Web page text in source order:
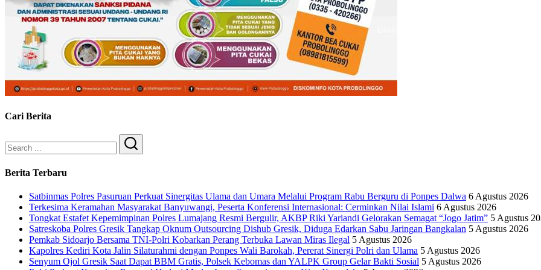
Cari Berita
Search
Berita Terbaru
Satbinmas Polres Pasuruan Perkuat Sinergitas Ulama dan Umara Melalui Program Rabu Berguru di Ponpes Dalwa 6 Agustus 2026
Terkesima Keramahan Masyarakat Banyuwangi, Peserta Konferensi Internasional: Cerminkan Nilai Islami 6 Agustus 2026
Tongkat Estafet Kepemimpinan Polres Lumajang Resmi Bergulir, AKBP Riki Yariandi Gelorakan Semagat “Jogo Jatim” 5 Agustus
Satreskoba Polres Gresik Tangkap Oknum Outsourcing Dishub Gresik, Diduga Edarkan Sabu Jaringan Bangkalan 5 Agustus 2026
Pemkab Sidoarjo Bersama TNI-Polri Kobarkan Perang Terbuka Lawan Miras Ilegal 5 Agustus 2026
Kapolres Kediri Kota Jalin Silaturahmi dengan Ponpes Wali Barokah, Pererat Sinergi Polri dan Ulama 5 Agustus 2026
Senyum Ojol Gresik Saat Dapat BBM Gratis, Polsek Kebomas dan YALPK Group Gelar Bakti Sosial 5 Agustus 2026